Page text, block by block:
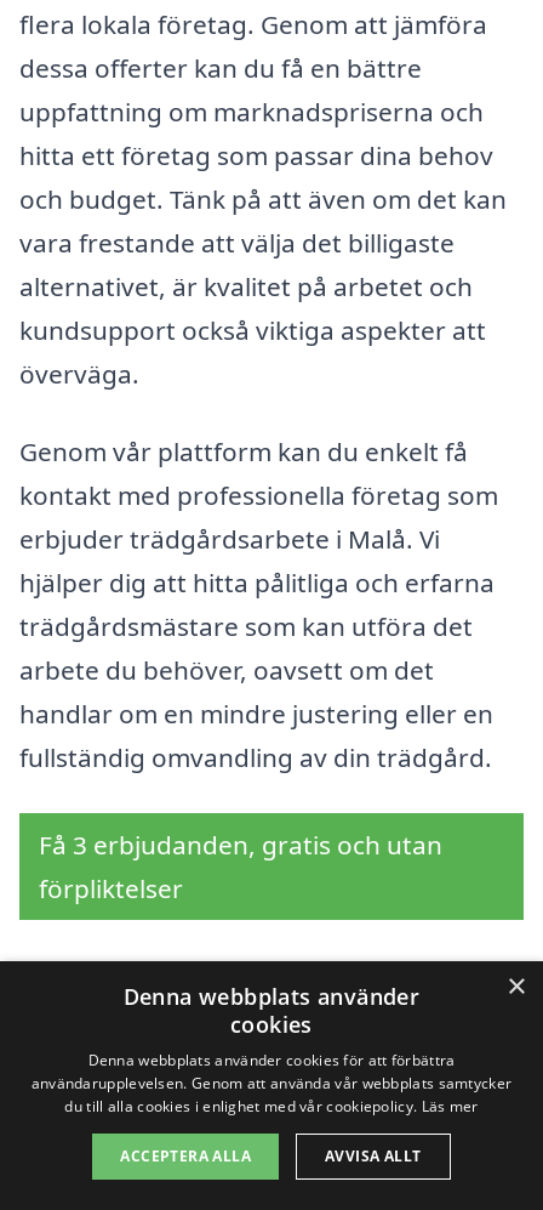
flera lokala företag. Genom att jämföra
dessa offerter kan du få en bättre
uppfattning om marknadspriserna och
hitta ett företag som passar dina behov
och budget. Tänk på att även om det kan
vara frestande att välja det billigaste
alternativet, är kvalitet på arbetet och
kundsupport också viktiga aspekter att
överväga.
Genom vår plattform kan du enkelt få
kontakt med professionella företag som
erbjuder trädgårdsarbete i Malå. Vi
hjälper dig att hitta pålitliga och erfarna
trädgårdsmästare som kan utföra det
arbete du behöver, oavsett om det
handlar om en mindre justering eller en
fullständig omvandling av din trädgård.
Få 3 erbjudanden, gratis och utan
förpliktelser
Sök efter en
professionell för
trädgårdsarbete i andra
städer nära Malå
×
Denna webbplats använder
cookies
Denna webbplats använder cookies för att förbättra
användarupplevelsen. Genom att använda vår webbplats samtycker
du till alla cookies i enlighet med vår cookiepolicy. Läs mer
ACCEPTERA ALLA AVVISA ALLT